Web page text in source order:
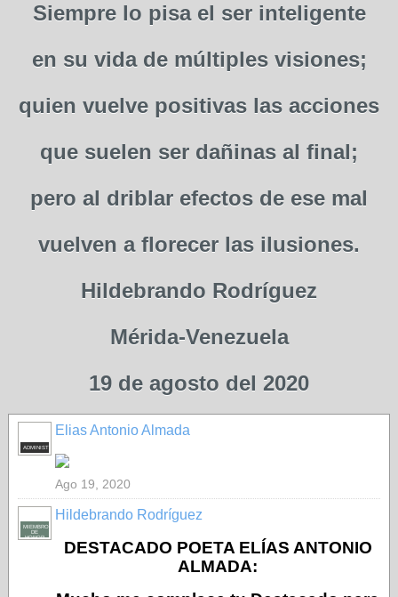
Siempre lo pisa el ser inteligente
en su vida de múltiples visiones;
quien vuelve positivas las acciones
que suelen ser dañinas al final;
pero al driblar efectos de ese mal
vuelven a florecer las ilusiones.
Hildebrando Rodríguez
Mérida-Venezuela
19 de agosto del 2020
ADMINISTRADOR
Elias Antonio Almada
Ago 19, 2020
MIEMBRO
DE
HONOR
Hildebrando Rodríguez
DESTACADO POETA ELÍAS ANTONIO
ALMADA: